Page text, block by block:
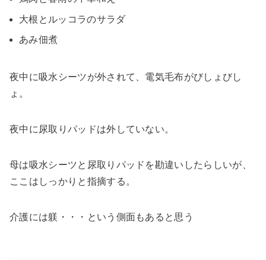
大根とルッコラのサラダ
あみ佃煮
夜中に吸水シーツが外されて、電気毛布がびしょびし
ょ。
夜中に尿取りパッドは外していない。
母は吸水シーツと尿取りパッドを勘違いしたらしいが、
ここはしっかりと指摘する。
介護には躾・・・という側面もあると思う